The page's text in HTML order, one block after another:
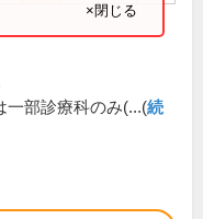
×閉じる
一部診療科のみ(...(続